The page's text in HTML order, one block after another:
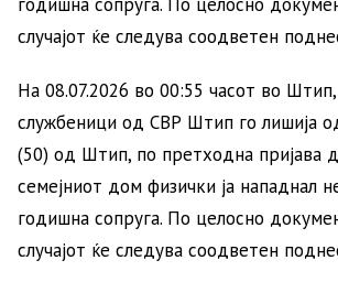
случајот ќе следува соодветен
На 08.07.2026 во 00:55 часот во
службеници од СВР Штип го лишија
(50) од Штип, по претходна пријава
семејниот дом физички ја нападнал
годишна сопруга. По целосно
случајот ќе следува соодветен